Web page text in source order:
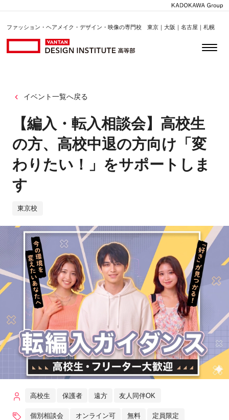
ファッション・ヘアメイク・デザイン・映像の専門校 東京｜大阪｜名古屋｜札幌
イベント一覧へ戻る
【編入・転入相談会】高校生
の方、高校中退の方向け「変
わりたい！」をサポートしま
す
東京校
高校生 保護者 遠方 友人同伴OK
個別相談会 オンライン可 無料 定員限定